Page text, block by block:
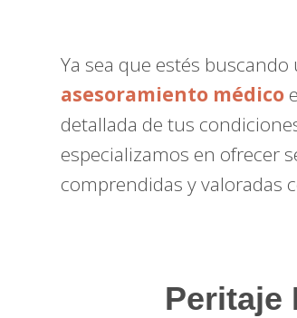
Ya sea que estés buscando
asesoramiento médico
detallada de tus
especializamos en ofrecer
comprendidas y valoradas
Peritaje